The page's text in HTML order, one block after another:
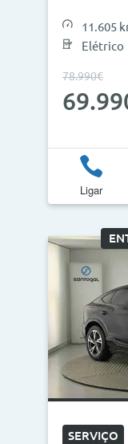
11.605
Elétrico
78.990€
Ligar
SERVIÇO